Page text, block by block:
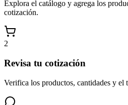
Explora el catálogo y agrega los
cotización.
2
Revisa tu cotización
Verifica los productos, cantidades y el